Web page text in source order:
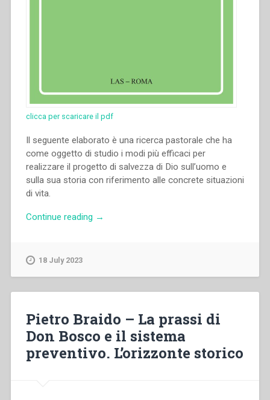
clicca per scaricare il pdf
Il seguente elaborato è una ricerca pastorale che ha
come oggetto di studio i modi più efficaci per
realizzare il progetto di salvezza di Dio sull’uomo e
sulla sua storia con riferimento alle concrete situazioni
di vita.
Continue reading “Riccardo
speranza.
Un
progetto
→
18 July 2023
Pietro Braido – La prassi di
Don Bosco e il sistema
preventivo. L’orizzonte storico